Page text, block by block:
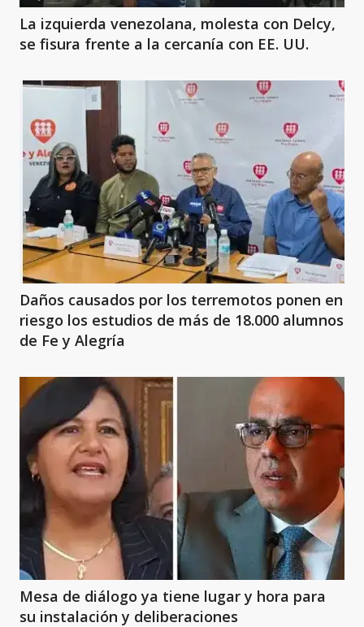
La izquierda venezolana, molesta con Delcy,
se fisura frente a la cercanía con EE. UU.
Daños causados por los terremotos ponen en
riesgo los estudios de más de 18.000 alumnos
de Fe y Alegría
Mesa de diálogo ya tiene lugar y hora para
su instalación y deliberaciones